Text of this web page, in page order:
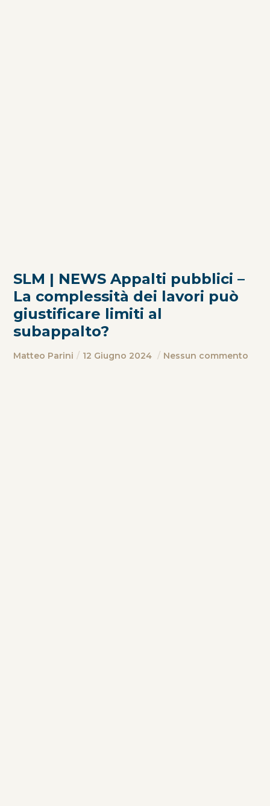
SLM | NEWS Appalti pubblici –
La complessità dei lavori può
giustificare limiti al
subappalto?
Matteo Parini 12 Giugno 2024 Nessun commento